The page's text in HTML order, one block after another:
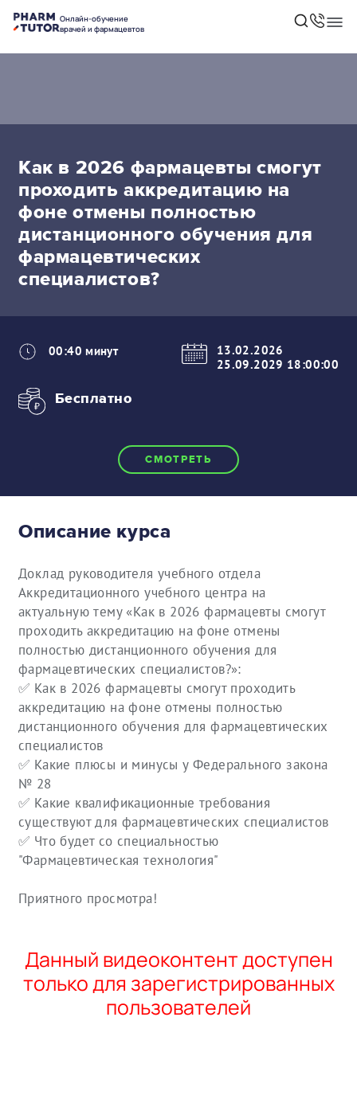
Онлайн-обучение
врачей и фармацевтов
Как в 2026 фармацевты смогут
проходить аккредитацию на
фоне отмены полностью
дистанционного обучения для
фармацевтических
специалистов?
00:40 минут
13.02.2026
25.09.2029 18:00:00
Бесплатно
СМОТРЕТЬ
Описание курса
Доклад руководителя учебного отдела
Аккредитационного учебного центра на
актуальную тему «Как в 2026 фармацевты смогут
проходить аккредитацию на фоне отмены
полностью дистанционного обучения для
фармацевтических специалистов?»:
✅ Как в 2026 фармацевты смогут проходить
аккредитацию на фоне отмены полностью
дистанционного обучения для фармацевтических
специалистов
✅ Какие плюсы и минусы у Федерального закона
№ 28
✅ Какие квалификационные требования
существуют для фармацевтических специалистов
✅ Что будет со специальностью
"Фармацевтическая технология"
Приятного просмотра!
Данный видеоконтент доступен
только для зарегистрированных
пользователей